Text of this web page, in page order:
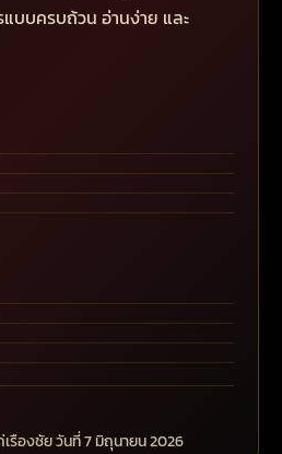
บบครบถ้วน อ่านง่าย และ
รืองชัย วันที่ 7 มิถุนายน 2026